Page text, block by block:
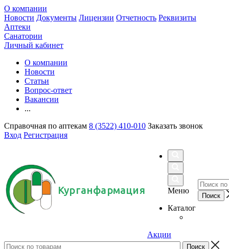
О компании
Новости Документы Лицензии Отчетность Реквизиты
Аптеки
Санатории
Личный кабинет
О компании
Новости
Статьи
Вопрос-ответ
Вакансии
...
Справочная по аптекам 8 (3522) 410-010 Заказать звонок
Вход Регистрация
Курганфармация
Меню
Каталог
Акции